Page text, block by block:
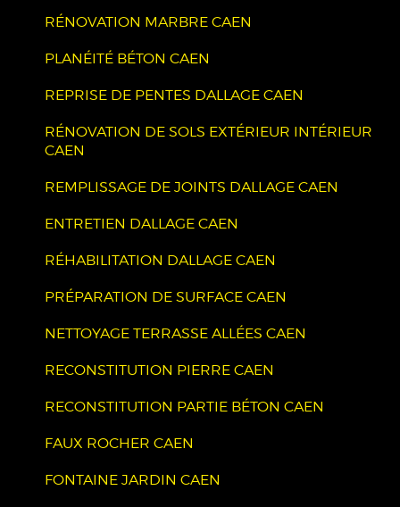
RÉNOVATION MARBRE CAEN
PLANÉITÉ BÉTON CAEN
REPRISE DE PENTES DALLAGE CAEN
RÉNOVATION DE SOLS EXTÉRIEUR INTÉRIEUR
CAEN
REMPLISSAGE DE JOINTS DALLAGE CAEN
ENTRETIEN DALLAGE CAEN
RÉHABILITATION DALLAGE CAEN
PRÉPARATION DE SURFACE CAEN
NETTOYAGE TERRASSE ALLÉES CAEN
RECONSTITUTION PIERRE CAEN
RECONSTITUTION PARTIE BÉTON CAEN
FAUX ROCHER CAEN
FONTAINE JARDIN CAEN